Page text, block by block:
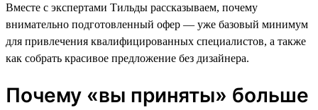
Вместе с экспертами Тильды рассказываем, почему
внимательно подготовленный офер — уже базовый минимум
для привлечения квалифицированных специалистов, а также
как собрать красивое предложение без дизайнера.
Почему «вы приняты» больше